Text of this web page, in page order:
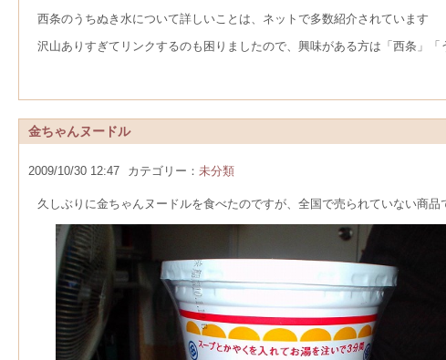
西条のうちぬき水について詳しいことは、ネットで多数紹介されています
沢山ありすぎてリンクするのも困りましたので、興味がある方は「西条」
金ちゃんヌードル
2009/10/30 12:47 カテゴリー： 未分類
久しぶりに金ちゃんヌードルを食べたのですが、全国で売られていない商